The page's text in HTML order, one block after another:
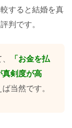
すると結婚を真
判です。
「お金を払
真剣度が高
当然です。